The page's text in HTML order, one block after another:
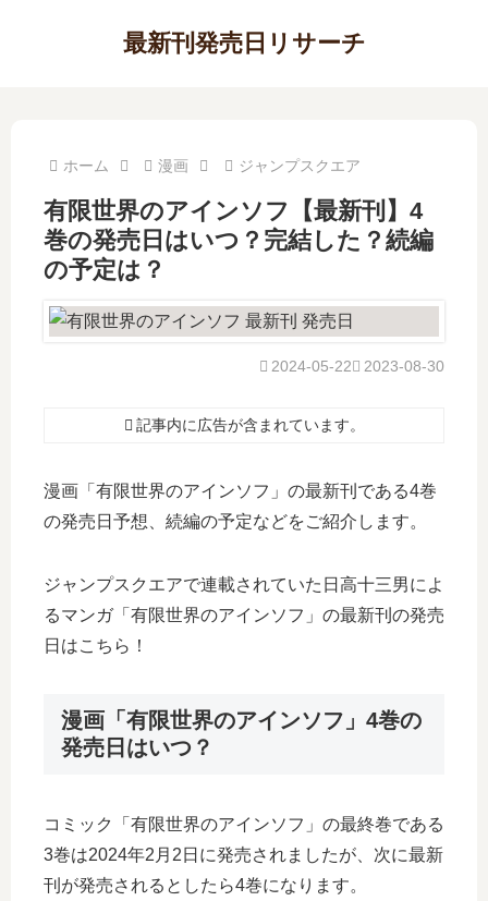
最新刊発売日リサーチ
ホーム 漫画 ジャンプスクエア
有限世界のアインソフ【最新刊】4
巻の発売日はいつ？完結した？続編
の予定は？
2023-08-30
2024-05-22
記事内に広告が含まれています。
漫画「有限世界のアインソフ」の最新刊である4巻
の発売日予想、続編の予定などをご紹介します。
ジャンプスクエアで連載されていた日高十三男によ
るマンガ「有限世界のアインソフ」の最新刊の発売
日はこちら！
漫画「有限世界のアインソフ」4巻の
発売日はいつ？
コミック「有限世界のアインソフ」の最終巻である
3巻は2024年2月2日に発売されましたが、次に最新
刊が発売されるとしたら4巻になります。